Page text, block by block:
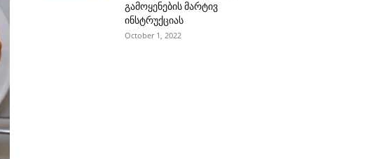
გამოყენების მარტივ
ინსტრუქციას
October 1, 2022